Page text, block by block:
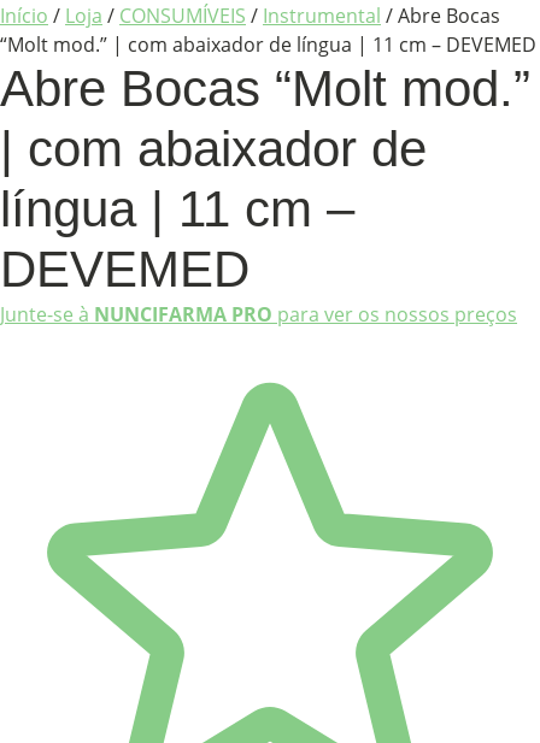
Início / Loja / CONSUMÍVEIS / Instrumental / Abre Bocas
“Molt mod.” | com abaixador de língua | 11 cm – DEVEMED
Abre Bocas “Molt mod.”
| com abaixador de
língua | 11 cm –
DEVEMED
Junte-se à NUNCIFARMA PRO para ver os nossos preços